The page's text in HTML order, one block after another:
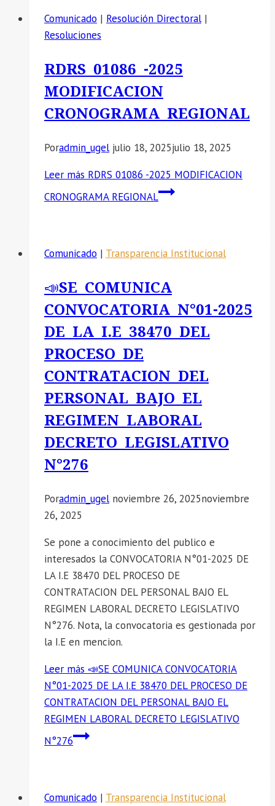
Comunicado | Resolución Directoral |
Resoluciones
RDRS 01086 -2025
MODIFICACION
CRONOGRAMA REGIONAL
Poradmin_ugel julio 18, 2025julio 18, 2025
Leer más RDRS 01086 -2025 MODIFICACION
CRONOGRAMA REGIONAL
Comunicado | Transparencia Institucional
📣SE COMUNICA
CONVOCATORIA N°01-2025
DE LA I.E 38470 DEL
PROCESO DE
CONTRATACION DEL
PERSONAL BAJO EL
REGIMEN LABORAL
DECRETO LEGISLATIVO
N°276
Poradmin_ugel noviembre 26, 2025noviembre
26, 2025
Se pone a conocimiento del publico e
interesados la CONVOCATORIA N°01-2025 DE
LA I.E 38470 DEL PROCESO DE
CONTRATACION DEL PERSONAL BAJO EL
REGIMEN LABORAL DECRETO LEGISLATIVO
N°276. Nota, la convocatoria es gestionada por
la I.E en mencion.
Leer más 📣SE COMUNICA CONVOCATORIA
N°01-2025 DE LA I.E 38470 DEL PROCESO DE
CONTRATACION DEL PERSONAL BAJO EL
REGIMEN LABORAL DECRETO LEGISLATIVO
N°276
Comunicado | Transparencia Institucional